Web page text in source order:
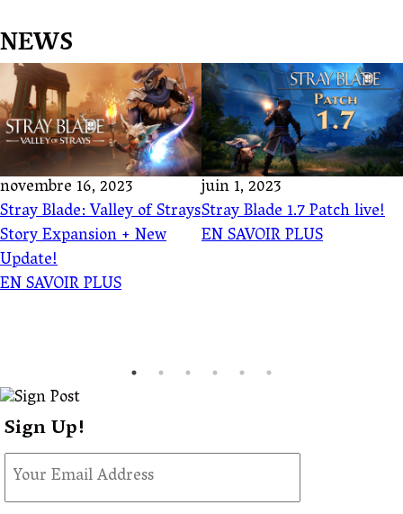
NEWS
novembre 16, 2023
Stray Blade: Valley of Strays
Story Expansion + New
Update!
EN SAVOIR PLUS
juin 1, 2023
Stray Blade 1.7 Patch live!
EN SAVOIR PLUS
Sign Up!